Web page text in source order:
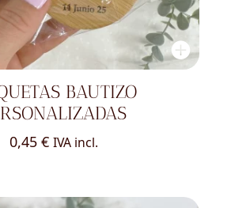
BAUTIZO
0,45 € IVA incl.